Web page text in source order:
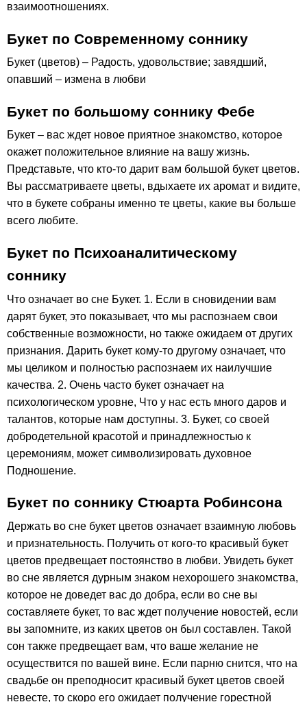
взаимоотношениях.
Букет по Современному соннику
Букет (цветов) – Радость, удовольствие; завядший,
опавший – измена в любви
Букет по большому соннику Фебе
Букет – вас ждет новое приятное знакомство, которое
окажет положительное влияние на вашу жизнь.
Представьте, что кто-то дарит вам большой букет цветов.
Вы рассматриваете цветы, вдыхаете их аромат и видите,
что в букете собраны именно те цветы, какие вы больше
всего любите.
Букет по Психоаналитическому
соннику
Что означает во сне Букет. 1. Если в сновидении вам
дарят букет, это показывает, что мы распознаем свои
собственные возможности, но также ожидаем от других
признания. Дарить букет кому-то другому означает, что
мы целиком и полностью распознаем их наилучшие
качества. 2. Очень часто букет означает на
психологическом уровне, Что у нас есть много даров и
талантов, которые нам доступны. 3. Букет, со своей
добродетельной красотой и принадлежностью к
церемониям, может символизировать духовное
Подношение.
Букет по соннику Стюарта Робинсона
Держать во сне букет цветов означает взаимную любовь
и признательность. Получить от кого-то красивый букет
цветов предвещает постоянство в любви. Увидеть букет
во сне является дурным знаком нехорошего знакомства,
которое не доведет вас до добра, если во сне вы
составляете букет, то вас ждет получение новостей, если
вы запомните, из каких цветов он был составлен. Такой
сон также предвещает вам, что ваше желание не
осуществится по вашей вине. Если парню снится, что на
свадьбе он преподносит красивый букет цветов своей
невесте, то скоро его ожидает получение горестной